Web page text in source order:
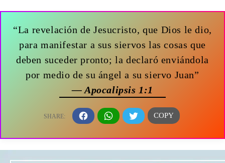
“La revelación de Jesucristo, que Dios le dio,
para manifestar a sus siervos las cosas que
deben suceder pronto; la declaró enviándola
por medio de su ángel a su siervo Juan”
— Apocalipsis 1:1